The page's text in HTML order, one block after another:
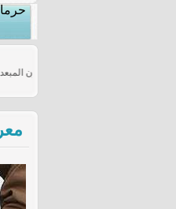
الفلسطينيون